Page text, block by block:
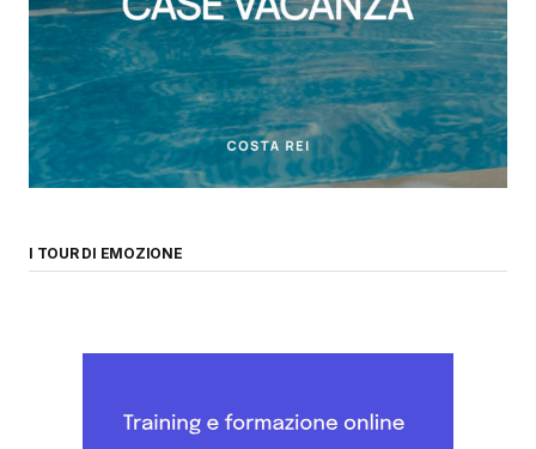
I TOUR DI EMOZIONE